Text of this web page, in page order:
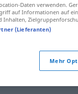
Daten verwenden.
auf Informationen auf
Inhalten,
(Lieferanten)
Mehr